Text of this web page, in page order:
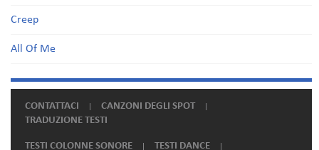
Creep
All Of Me
CONTATTACI
CANZONI DEGLI SPOT
TRADUZIONE TESTI
TESTI COLONNE SONORE TESTI DANCE